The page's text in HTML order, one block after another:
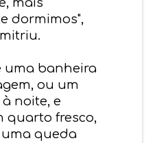
dormimos",
uma banheira
ou um
noite, e
quarto fresco,
queda